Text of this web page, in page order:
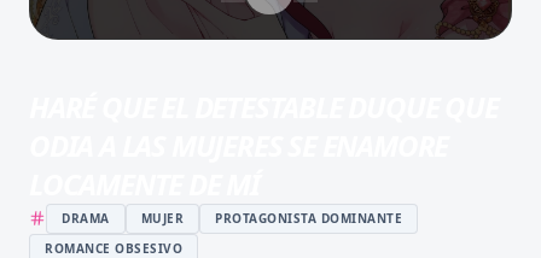
DRAMA MUJER
PROTAGONISTA DOMINANTE
ROMANCE OBSESIVO